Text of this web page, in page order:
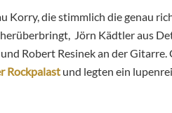
Korry, die stimmlich die genau
Jörn Kädtler aus
Robert Resinek an der Gitarre.
Rockpalast und legten ein